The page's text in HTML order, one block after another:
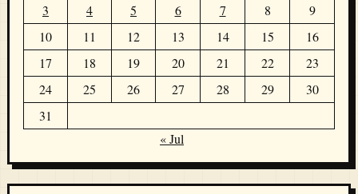
3
4 5 6 7 8
9
10
11 12 13 14 15
16
17
18 19 20 21 22
23
24
25 26 27 28 29
30
31
« Jul